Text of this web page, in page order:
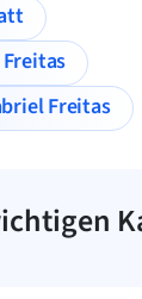
Freitas